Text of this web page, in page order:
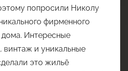
попросили Николу
фирменного
Интересные
винтаж и уникальные
это жильё